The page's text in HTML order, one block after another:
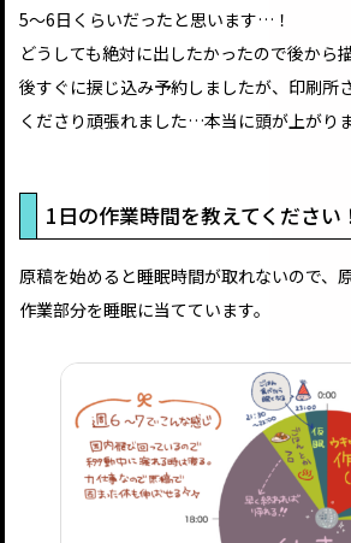
5〜6日くらいだったと思います…！
どうしても絶対に出したかったので後から
後すぐに捩じ込み予約しましたが、印刷所
くださり頑張れました…本当に頭が上がり
1日の作業時間を教えてください
原稿を始めると睡眠時間が取れないので、
作業部分を睡眠に当てています。